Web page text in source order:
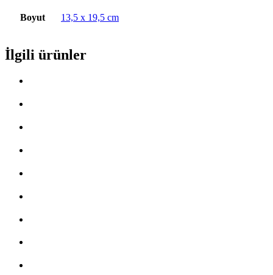
Boyut 13,5 x 19,5 cm
İlgili ürünler